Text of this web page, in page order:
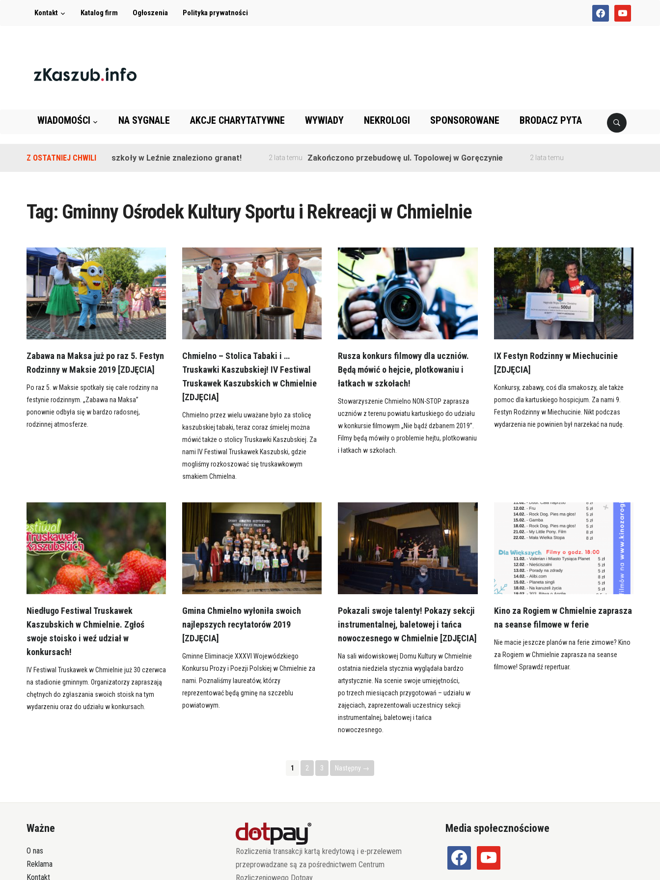
facebookyoutube
Kontakt Katalog firm Ogłoszenia Polityka prywatności
WIADOMOŚCI NA SYGNALE AKCJE CHARYTATYWNE WYWIADY NEKROLOGI SPONSOROWANE BRODACZ PYTA
Z OSTATNIEJ CHWILI
Na terenie szkoły w Leźnie znaleziono granat! 2 lata temu Zakończono przebudowę ul. Topolowej w Goręczynie 2 lata temu
Tag: Gminny Ośrodek Kultury Sportu i Rekreacji w Chmielnie
Zabawa na Maksa już po raz 5. Festyn
Rodzinny w Maksie 2019 [ZDJĘCIA]
Po raz 5. w Maksie spotkały się całe rodziny na
festynie rodzinnym. „Zabawa na Maksa”
ponownie odbyła się w bardzo radosnej,
rodzinnej atmosferze.
Chmielno – Stolica Tabaki i …
Truskawki Kaszubskiej! IV Festiwal
Truskawek Kaszubskich w Chmielnie
[ZDJĘCIA]
Chmielno przez wielu uważane było za stolicę
kaszubskiej tabaki, teraz coraz śmielej można
mówić także o stolicy Truskawki Kaszubskiej. Za
nami IV Festiwal Truskawek Kaszubski, gdzie
mogliśmy rozkoszować się truskawkowym
smakiem Chmielna.
Rusza konkurs filmowy dla uczniów.
Będą mówić o hejcie, plotkowaniu i
łatkach w szkołach!
Stowarzyszenie Chmielno NON-STOP zaprasza
uczniów z terenu powiatu kartuskiego do udziału
w konkursie filmowym „Nie bądź dzbanem 2019”.
Filmy będą mówiły o problemie hejtu, plotkowaniu
i łatkach w szkołach.
IX Festyn Rodzinny w Miechucinie
[ZDJĘCIA]
Konkursy, zabawy, coś dla smakoszy, ale także
pomoc dla kartuskiego hospicjum. Za nami 9.
Festyn Rodzinny w Miechucinie. Nikt podczas
wydarzenia nie powinien był narzekać na nudę.
Niedługo Festiwal Truskawek
Kaszubskich w Chmielnie. Zgłoś
swoje stoisko i weź udział w
konkursach!
IV Festiwal Truskawek w Chmielnie już 30 czerwca
na stadionie gminnym. Organizatorzy zapraszają
chętnych do zgłaszania swoich stoisk na tym
wydarzeniu oraz do udziału w konkursach.
Gmina Chmielno wyłoniła swoich
najlepszych recytatorów 2019
[ZDJĘCIA]
Gminne Eliminacje XXXVI Wojewódzkiego
Konkursu Prozy i Poezji Polskiej w Chmielnie za
nami. Poznaliśmy laureatów, którzy
reprezentować będą gminę na szczeblu
powiatowym.
Pokazali swoje talenty! Pokazy sekcji
instrumentalnej, baletowej i tańca
nowoczesnego w Chmielnie [ZDJĘCIA]
Na sali widowiskowej Domu Kultury w Chmielnie
ostatnia niedziela stycznia wyglądała bardzo
artystycznie. Na scenie swoje umiejętności,
po trzech miesiącach przygotowań – udziału w
zajęciach, zaprezentowali uczestnicy sekcji
instrumentalnej, baletowej i tańca
nowoczesnego.
Kino za Rogiem w Chmielnie zaprasza
na seanse filmowe w ferie
Nie macie jeszcze planów na ferie zimowe? Kino
za Rogiem w Chmielnie zaprasza na seanse
filmowe! Sprawdź repertuar.
1 2 3 Następny →
Ważne
O nas
Reklama
Kontakt
Rozliczenia transakcji kartą kredytową i e-przelewem
przeprowadzane są za pośrednictwem Centrum
Rozliczeniowego Dotpay
Media społecznościowe
facebook youtube